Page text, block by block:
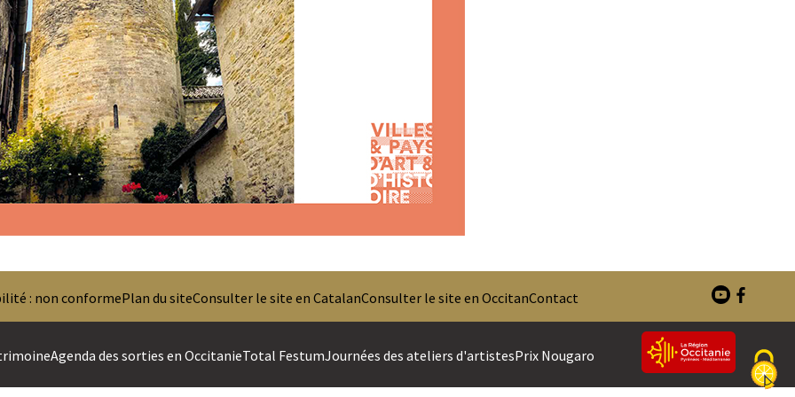
: non conformePlan du siteConsulter le site en CatalanConsulter le site en OccitanContact
Agenda des sorties en OccitanieTotal FestumJournées des ateliers d'artistesPrix Nougaro